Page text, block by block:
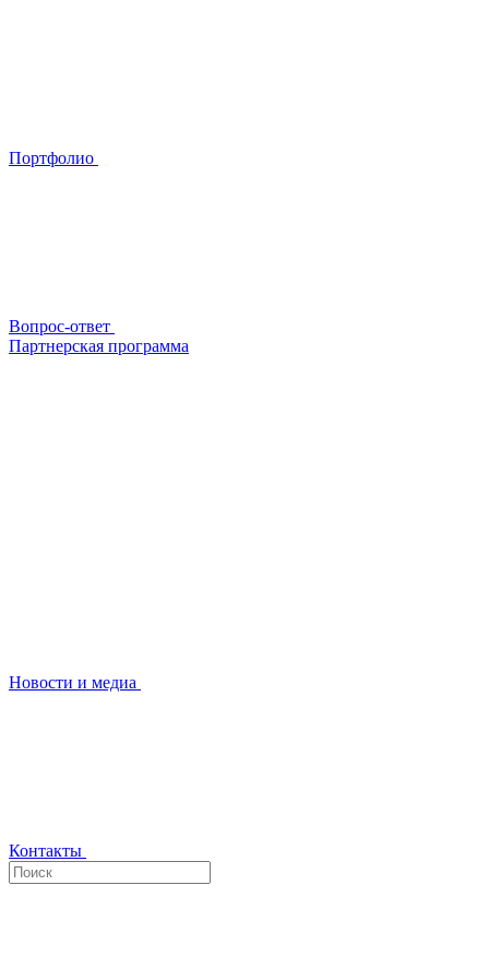
Портфолио
Вопрос-ответ
Партнерская программа
Новости и медиа
Контакты